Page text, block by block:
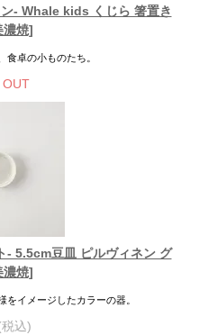
- Whale kids くじら 箸置き
濃焼]
食卓の小ものたち。
OUT
5.5cm豆皿 ピルヴィネン グ
濃焼]
をイメージしたカラーの器。
込)